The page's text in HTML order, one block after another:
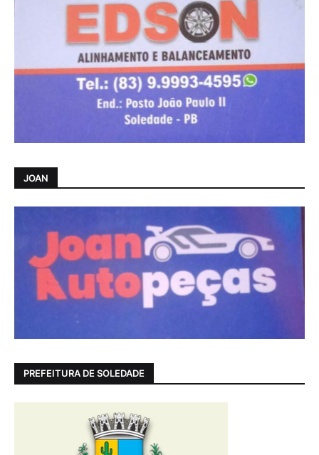
JOAN
PREFEITURA DE SOLEDADE